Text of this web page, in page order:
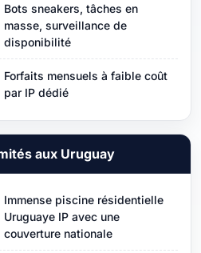
Bots sneakers, tâches en
masse, surveillance de
disponibilité
Forfaits mensuels à faible coût
par IP dédié
aux Uruguay
Immense piscine résidentielle
Uruguaye IP avec une
couverture nationale